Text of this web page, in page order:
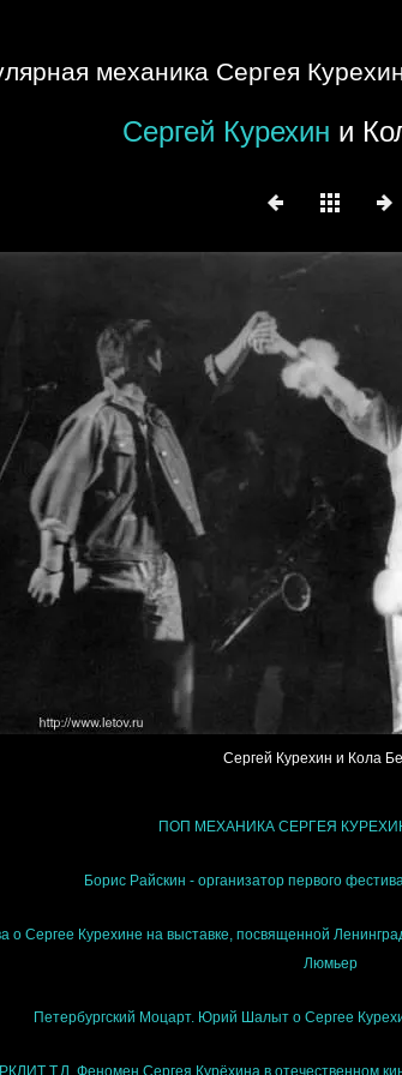
механика Сергея
Сергей Курехин и
Сергей Курехин и Кола
ПОП МЕХАНИКА СЕРГЕЯ
Борис Райскин - организатор первого
о Сергее Курехине на выставке, посвященной
Люмьер
Петербургский Моцарт. Юрий Шалыт о Сергее
Т.Л. Феномен Сергея Курёхина в отечественном